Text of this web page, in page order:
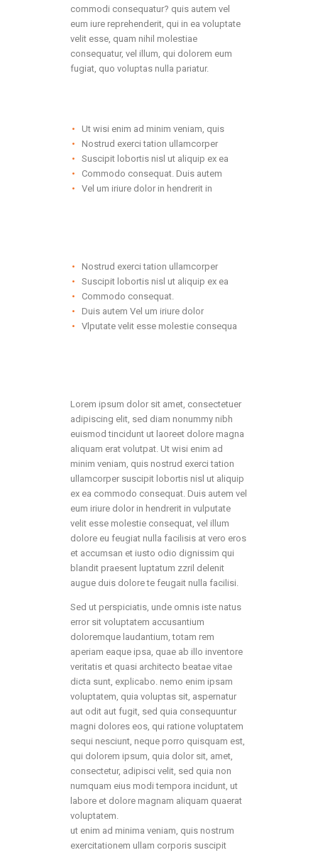
commodi consequatur? quis autem vel
eum iure reprehenderit, qui in ea voluptate
velit esse, quam nihil molestiae
consequatur, vel illum, qui dolorem eum
fugiat, quo voluptas nulla pariatur.
Ut wisi enim ad minim veniam, quis
Nostrud exerci tation ullamcorper
Suscipit lobortis nisl ut aliquip ex ea
Commodo consequat. Duis autem
Vel um iriure dolor in hendrerit in
Nostrud exerci tation ullamcorper
Suscipit lobortis nisl ut aliquip ex ea
Commodo consequat.
Duis autem Vel um iriure dolor
Vlputate velit esse molestie consequa
Lorem ipsum dolor sit amet, consectetuer
adipiscing elit, sed diam nonummy nibh
euismod tincidunt ut laoreet dolore magna
aliquam erat volutpat. Ut wisi enim ad
minim veniam, quis nostrud exerci tation
ullamcorper suscipit lobortis nisl ut aliquip
ex ea commodo consequat. Duis autem vel
eum iriure dolor in hendrerit in vulputate
velit esse molestie consequat, vel illum
dolore eu feugiat nulla facilisis at vero eros
et accumsan et iusto odio dignissim qui
blandit praesent luptatum zzril delenit
augue duis dolore te feugait nulla facilisi.
Sed ut perspiciatis, unde omnis iste natus
error sit voluptatem accusantium
doloremque laudantium, totam rem
aperiam eaque ipsa, quae ab illo inventore
veritatis et quasi architecto beatae vitae
dicta sunt, explicabo. nemo enim ipsam
voluptatem, quia voluptas sit, aspernatur
aut odit aut fugit, sed quia consequuntur
magni dolores eos, qui ratione voluptatem
sequi nesciunt, neque porro quisquam est,
qui dolorem ipsum, quia dolor sit, amet,
consectetur, adipisci velit, sed quia non
numquam eius modi tempora incidunt, ut
labore et dolore magnam aliquam quaerat
voluptatem.
ut enim ad minima veniam, quis nostrum
exercitationem ullam corporis suscipit